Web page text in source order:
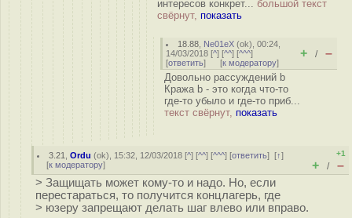
интересов конкрет... большой текст
свёрнут, показать
18.88 Ne01eX (ok), 00:24,
14/03/2018 [^] [^^] [^^^]
[ответить] [к модератору]
+ / –
Довольно рассуждений b
Кража b - это когда что-то
где-то убыло и где-то приб...
текст свёрнут, показать
3.21 ,Ordu (ok), 15:32, 12/03/2018 [^] [^^] [^^^] [ответить][↑]
[к модератору]
+1
+ / –
> Защищать может кому-то и надо. Но, если
перестараться, то получится концлагерь, где
> юзеру запрещают делать шаг влево или вправо.